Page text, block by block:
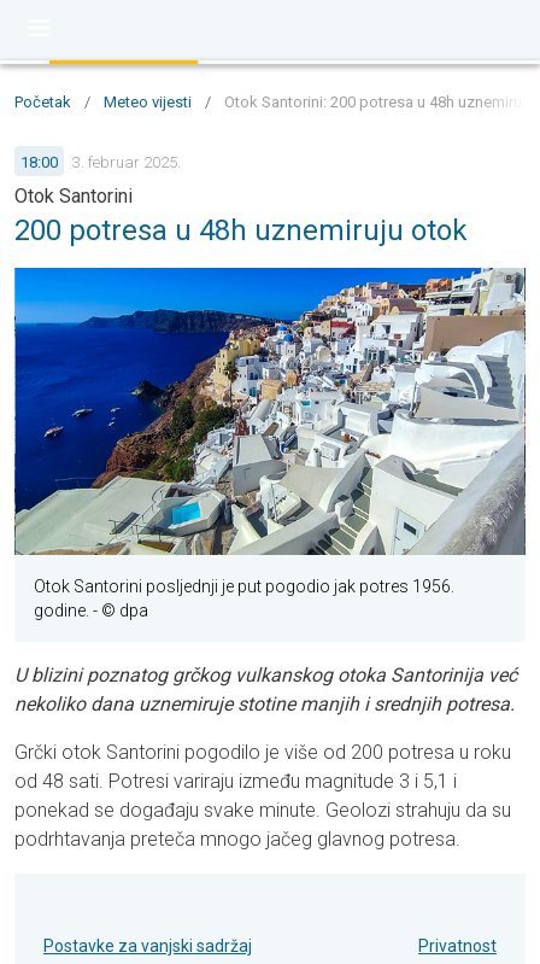
Početak / Meteo vijesti / Otok Santorini: 200 potresa u 48h uznemiruju
18:00 3. februar 2025.
Otok Santorini
200 potresa u 48h uznemiruju otok
Otok Santorini posljednji je put pogodio jak potres 1956.
godine. - © dpa
U blizini poznatog grčkog vulkanskog otoka Santorinija već
nekoliko dana uznemiruje stotine manjih i srednjih potresa.
Grčki otok Santorini pogodilo je više od 200 potresa u roku
od 48 sati. Potresi variraju između magnitude 3 i 5,1 i
ponekad se događaju svake minute. Geolozi strahuju da su
podrhtavanja preteča mnogo jačeg glavnog potresa.
Postavke za vanjski sadržaj Privatnost